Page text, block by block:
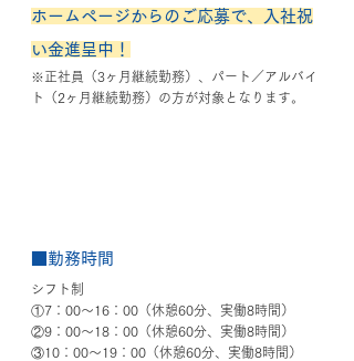
ホームページからのご応募で、入社祝
い金進呈中！
※正社員（3ヶ月継続勤務）、パート／アルバイ
ト（2ヶ月継続勤務）の方が対象となります。
■勤務時間
シフト制
①7：00〜16：00（休憩60分、実働8時間）
②9：00〜18：00（休憩60分、実働8時間）
③10：00〜19：00（休憩60分、実働8時間）